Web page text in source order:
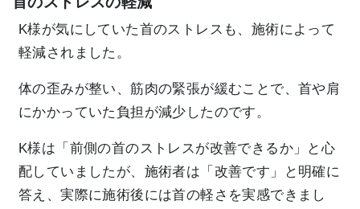
K様が気にしていた首のストレスも、施術によって
軽減されました。
体の歪みが整い、筋肉の緊張が緩むことで、首や肩
にかかっていた負担が減少したのです。
K様は「前側の首のストレスが改善できるか」と心
配していましたが、施術者は「改善です」と明確に
答え、実際に施術後には首の軽さを実感できまし